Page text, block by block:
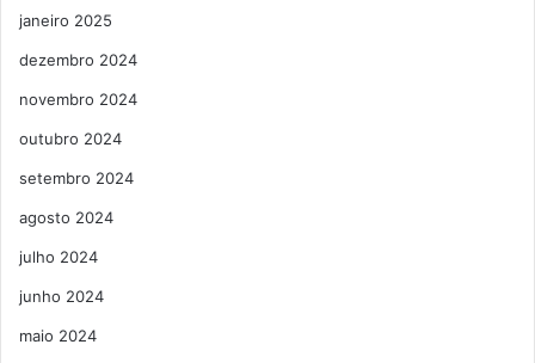
janeiro 2025
dezembro 2024
novembro 2024
outubro 2024
setembro 2024
agosto 2024
julho 2024
junho 2024
maio 2024